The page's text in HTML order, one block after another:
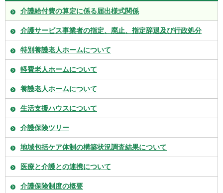
介護給付費の算定に係る届出様式関係
介護サービス事業者の指定、廃止、指定辞退及び行政処分
特別養護老人ホームについて
軽費老人ホームについて
養護老人ホームについて
生活支援ハウスについて
介護保険ツリー
地域包括ケア体制の構築状況調査結果について
医療と介護との連携について
介護保険制度の概要